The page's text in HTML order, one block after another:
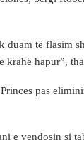
të flasim
krahë hapur”,
pas
e vendosin si